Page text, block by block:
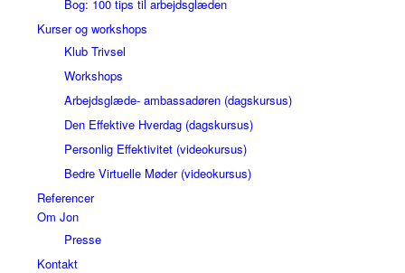
Bog: 100 tips til arbejdsglæden
Kurser og workshops
Klub Trivsel
Workshops
Arbejdsglæde- ambassadøren (dagskursus)
Den Effektive Hverdag (dagskursus)
Personlig Effektivitet (videokursus)
Bedre Virtuelle Møder (videokursus)
Referencer
Om Jon
Presse
Kontakt